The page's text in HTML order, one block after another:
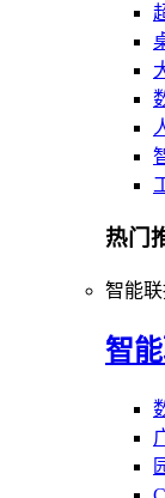
热门
智能
智